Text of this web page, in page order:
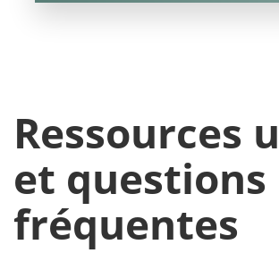
Ressources
et questions
fréquentes